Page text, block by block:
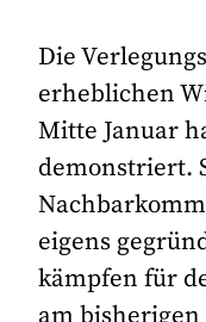
Die
erheblichen
Mitte Januar
demonstriert.
eigens
kämpfen für
am